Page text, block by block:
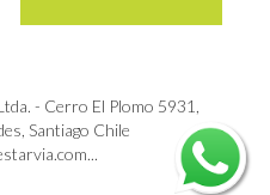
- Cerro El Plomo 5931,
Santiago Chile